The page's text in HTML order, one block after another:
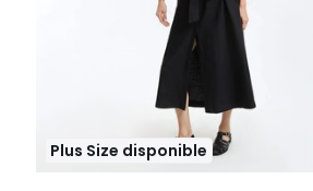
Plus Size disponible